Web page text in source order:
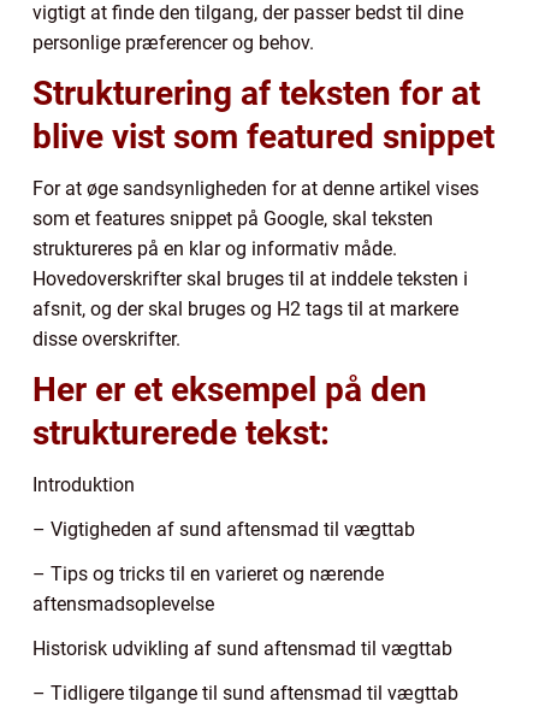
vigtigt at finde den tilgang, der passer bedst til dine
personlige præferencer og behov.
Strukturering af teksten for at
blive vist som featured snippet
For at øge sandsynligheden for at denne artikel vises
som et features snippet på Google, skal teksten
struktureres på en klar og informativ måde.
Hovedoverskrifter skal bruges til at inddele teksten i
afsnit, og der skal bruges og H2 tags til at markere
disse overskrifter.
Her er et eksempel på den
strukturerede tekst:
Introduktion
– Vigtigheden af sund aftensmad til vægttab
– Tips og tricks til en varieret og nærende
aftensmadsoplevelse
Historisk udvikling af sund aftensmad til vægttab
– Tidligere tilgange til sund aftensmad til vægttab